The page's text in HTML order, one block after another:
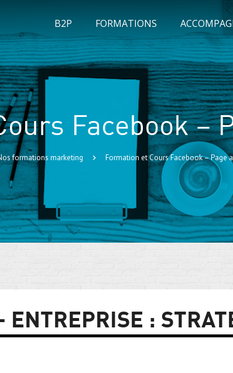
B2P FORMATIONS
Facebook –
formations marketing Formation et Cours Facebook – Page
ENTREPRISE :